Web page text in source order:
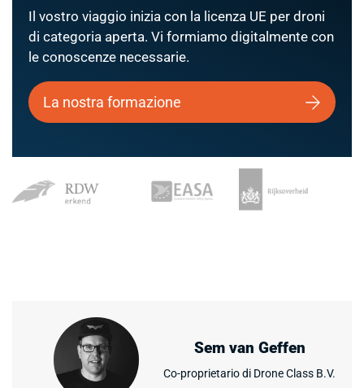
Il vostro viaggio inizia con la licenza UE per droni
di categoria aperta. Vi formiamo digitalmente con
le conoscenze necessarie.
La nostra formazione
Sem van Geffen
Co-proprietario di Drone Class B.V.